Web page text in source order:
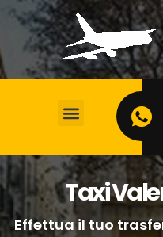
Taxi
Effettua il tuo